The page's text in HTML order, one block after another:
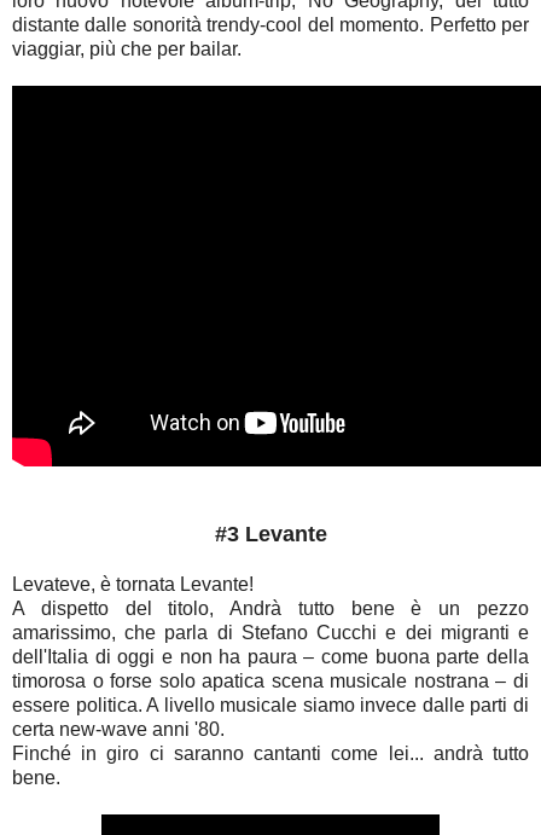
distante dalle sonorità trendy-cool del momento. Perfetto per
viaggiar, più che per bailar.
#3 Levante
Levateve, è tornata Levante!
A dispetto del titolo, Andrà tutto bene è un pezzo
amarissimo, che parla di Stefano Cucchi e dei migranti e
dell'Italia di oggi e non ha paura – come buona parte della
timorosa o forse solo apatica scena musicale nostrana – di
essere politica. A livello musicale siamo invece dalle parti di
certa new-wave anni '80.
Finché in giro ci saranno cantanti come lei... andrà tutto
bene.